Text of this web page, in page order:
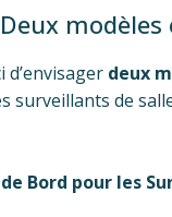
deux
surveillants de
Bord pour les